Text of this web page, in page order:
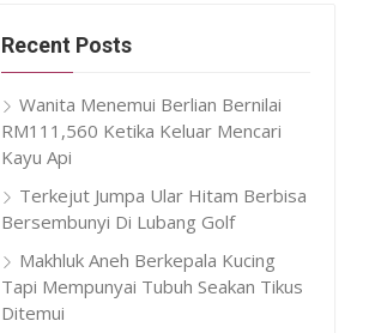
Recent Posts
Wanita Menemui Berlian Bernilai
RM111,560 Ketika Keluar Mencari
Kayu Api
Terkejut Jumpa Ular Hitam Berbisa
Bersembunyi Di Lubang Golf
Makhluk Aneh Berkepala Kucing
Tapi Mempunyai Tubuh Seakan Tikus
Ditemui